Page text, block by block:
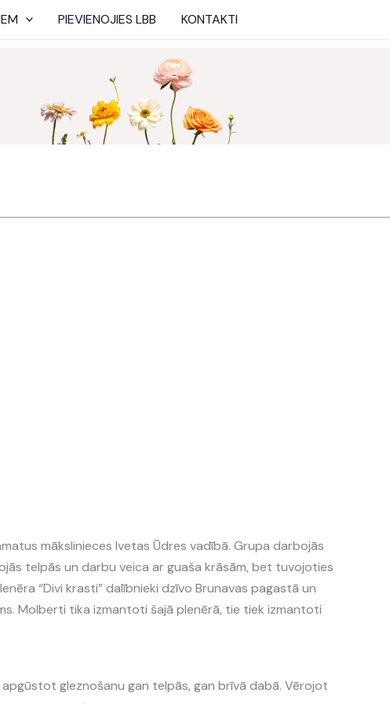
PIEVIENOJIES LBB KONTAKTI
mākslinieces Ivetas Ūdres vadībā. Grupa darbojās
telpās un darbu veica ar guaša krāsām, bet tuvojoties
“Divi krasti” dalībnieki dzīvo Brunavas pagastā un
Molberti tika izmantoti šajā plenērā, tie tiek izmantoti
gleznošanu gan telpās, gan brīvā dabā. Vērojot